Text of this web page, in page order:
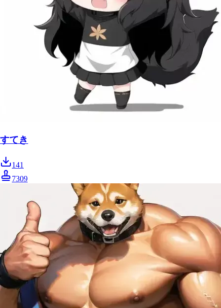
すてき
141
7309